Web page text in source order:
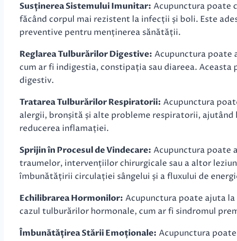
Susținerea Sistemului Imunitar: Acupunctura poate
făcând corpul mai rezistent la infecții și boli. Este
preventive pentru menținerea sănătății.
Reglarea Tulburărilor Digestive: Acupunctura poate
cum ar fi indigestia, constipația sau diareea.
digestiv.
Tratarea Tulburărilor Respiratorii: Acupunctura
alergii, bronșită și alte probleme respiratorii, ajutând
reducerea inflamației.
Sprijin în Procesul de Vindecare: Acupunctura poate
traumelor, intervențiilor chirurgicale sau a altor
îmbunătățirii circulației sângelui și a fluxului de
Echilibrarea Hormonilor: Acupunctura poate ajuta
cazul tulburărilor hormonale, cum ar fi sindromul
Îmbunătățirea Stării Emoționale: Acupunctura